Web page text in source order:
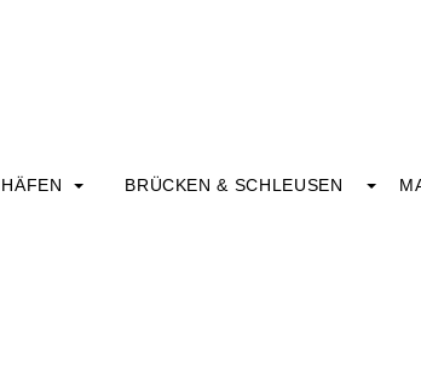
HÄFEN BRÜCKEN & SCHLEUSEN